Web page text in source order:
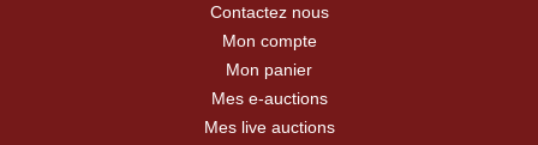
Contactez nous
Mon compte
Mon panier
Mes e-auctions
Mes live auctions